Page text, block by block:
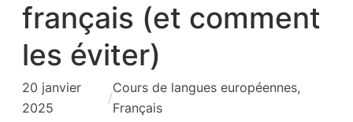
français (et comment
les éviter)
20 janvier
2025
/
Cours de langues européennes
Français